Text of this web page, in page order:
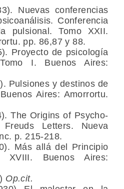
Nuevas conferencias
Conferencia
pulsional. Tomo XXII.
pp. 86,87 y 88.
Proyecto de psicología
I. Buenos Aires:
Pulsiones y destinos de
Aires: Amorrortu.
The Origins of Psycho-
Freuds Letters. Nueva
p. 215-218.
Más allá del Principio
XVIII. Buenos Aires:
Op.cit.